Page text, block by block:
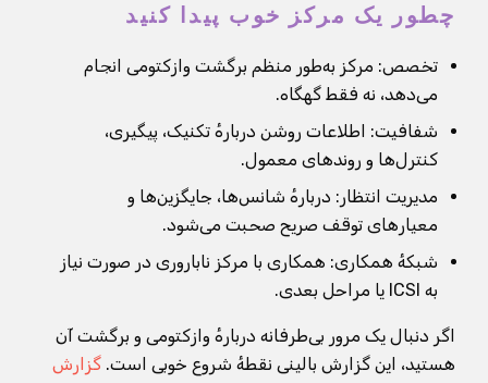
چطور یک مرکز خوب پیدا کنید
تخصص: مرکز به‌طور منظم برگشت وازکتومی انجام
می‌دهد، نه فقط گهگاه.
شفافیت: اطلاعات روشن دربارهٔ تکنیک، پیگیری،
کنترل‌ها و روندهای معمول.
مدیریت انتظار: دربارهٔ شانس‌ها، جایگزین‌ها و
معیارهای توقف صریح صحبت می‌شود.
شبکهٔ همکاری: همکاری با مرکز ناباروری در صورت نیاز
به ICSI یا مراحل بعدی.
اگر دنبال یک مرور بی‌طرفانه دربارهٔ وازکتومی و برگشت آن
هستید، این گزارش بالینی نقطهٔ شروع خوبی است. گزارش